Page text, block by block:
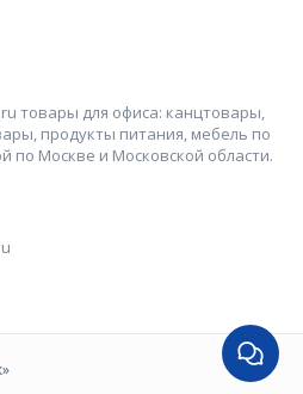
товары для офиса: канцтовары,
продукты питания, мебель по
по Москве и Московской области.